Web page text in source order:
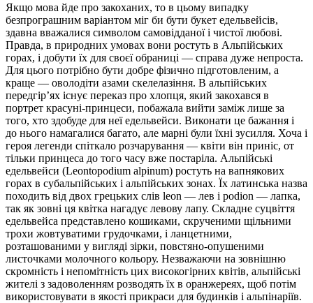
Якщо мова йде про закоханих, то в цьому випадку
безпрограшним варіантом міг би бути букет едельвейсів,
здавна вважалися символом самовідданої і чистої любові.
Правда, в природних умовах вони ростуть в Альпійських
горах, і добути їх для своєї обраниці — справа дуже непроста.
Для цього потрібно бути добре фізично підготовленим, а
краще — оволодіти азами скелелазіння. В альпійських
передгір’ях існує переказ про хлопця, який закохався в
портрет красуні-принцеси, побажала вийти заміж лише за
того, хто здобуде для неї едельвейси. Виконати це бажання і
до нього намагалися багато, але марні були їхні зусилля. Хоча і
героя легенди спіткало розчарування — квіти він приніс, от
тільки принцеса до того часу вже постаріла. Альпійські
едельвейси (Leontopodium alpinum) ростуть на вапнякових
горах в субальпійських і альпійських зонах. Їх латинська назва
походить від двох грецьких слів leon — лев і podion — лапка,
так як зовні ця квітка нагадує левову лапу. Складне суцвіття
едельвейса представлено кошиками, скрученими щільними
трохи жовтуватими грудочками, і ланцетними,
розташованими у вигляді зірки, повстяно-опушеними
листочками молочного кольору. Незважаючи на зовнішню
скромність і непомітність цих високогірних квітів, альпійські
жителі з задоволенням розводять їх в оранжереях, щоб потім
використовувати в якості прикраси для будинків і альпінаріїв.